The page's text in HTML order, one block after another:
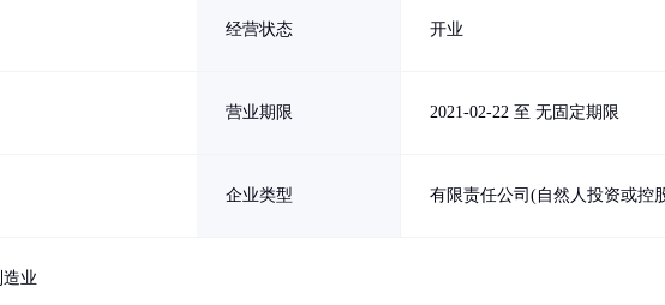
经营状态 开业
营业期限 2021-02-22 至 无固定期限
企业类型 有限责任公司(自然人投资或控
业